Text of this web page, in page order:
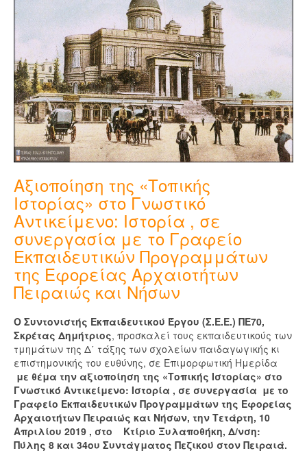
Αξιοποίηση της «Τοπικής
Ιστορίας» στο Γνωστικό
Αντικείμενο: Ιστορία , σε
συνεργασία με το Γραφείο
Εκπαιδευτικών Προγραμμάτων
της Εφορείας Αρχαιοτήτων
Πειραιώς και Νήσων
Ο Συντονιστής Εκπαιδευτικού Έργου (Σ.Ε.Ε.) ΠΕ70,
Σκρέτας Δημήτριος, προσκαλεί τους εκπαιδευτικούς των
τμημάτων της Δ΄ τάξης των σχολείων παιδαγωγικής κι
επιστημονικής του ευθύνης, σε Επιμορφωτική Ημερίδα
με θέμα την αξιοποίηση της «Τοπικής Ιστορίας» στο
Γνωστικό Αντικείμενο: Ιστορία , σε συνεργασία με το
Γραφείο Εκπαιδευτικών Προγραμμάτων της Εφορείας
Αρχαιοτήτων Πειραιώς και Νήσων, την Τετάρτη, 10
Απριλίου 2019 , στο
Κτίριο Ξυλαποθήκη, Δ/νση:
Πύλης 8 και 34ου Συντάγματος Πεζικού στον Πειραιά.